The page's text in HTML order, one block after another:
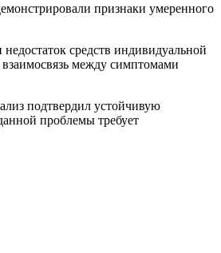
признаки умеренного
средств индивидуальной
между симптомами
подтвердил устойчивую
проблемы требует